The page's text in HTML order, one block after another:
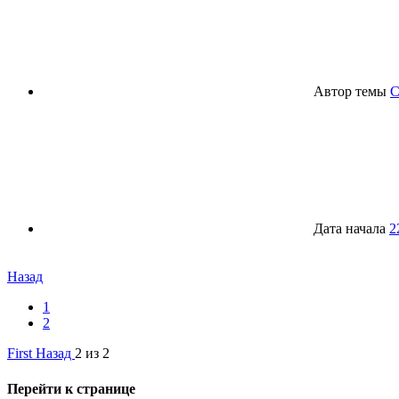
Автор темы
Дата начала
Назад
1
2
First Назад 2 из 2
Перейти к странице